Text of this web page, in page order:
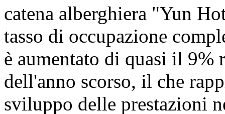
catena alberghiera "Yun
tasso di occupazione
è aumentato di quasi il 9%
dell'anno scorso, il che
sviluppo delle prestazioni